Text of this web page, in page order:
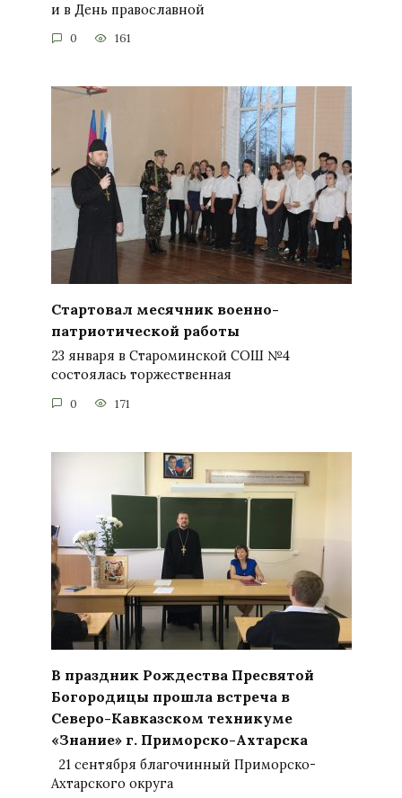
и в День православной
0 161
Стартовал месячник военно-
патриотической работы
23 января в Староминской СОШ №4
состоялась торжественная
0 171
В праздник Рождества Пресвятой
Богородицы прошла встреча в
Северо-Кавказском техникуме
«Знание» г. Приморско-Ахтарска
21 сентября благочинный Приморско-
Ахтарского округа